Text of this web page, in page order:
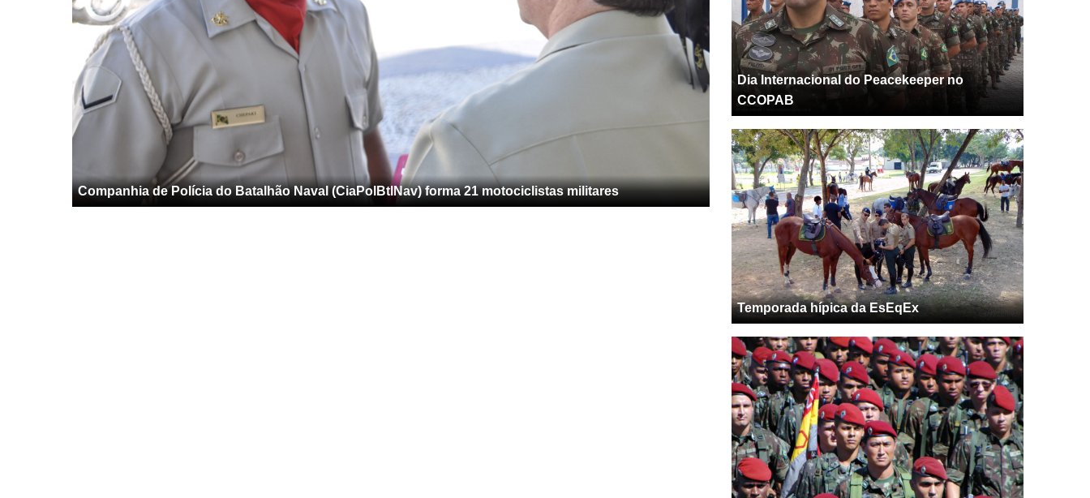
Companhia de Polícia do Batalhão Naval (CiaPolBtlNav) forma 21 motociclistas militares
Dia Internacional do Peacekeeper no
CCOPAB
Temporada hípica da EsEqEx